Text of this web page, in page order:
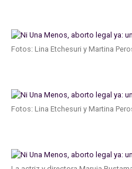
Fotos: Lina Etchesuri y Martina
Fotos: Lina Etchesuri y Martina